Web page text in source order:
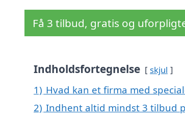
Få 3 tilbud, gratis og
Indholdsfortegnelse skjul
1) Hvad kan et firma med
2) Indhent altid mindst 3 tilbud